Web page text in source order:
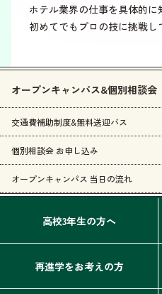
ホテル業界の仕事を具体的に
初めてでもプロの技に挑戦し
オープンキャンパス&個別相談会
交通費補助制度&無料送迎バス
個別相談会 お申し込み
オープンキャンパス 当日の流れ
高校3年生の方へ
再進学をお考えの方